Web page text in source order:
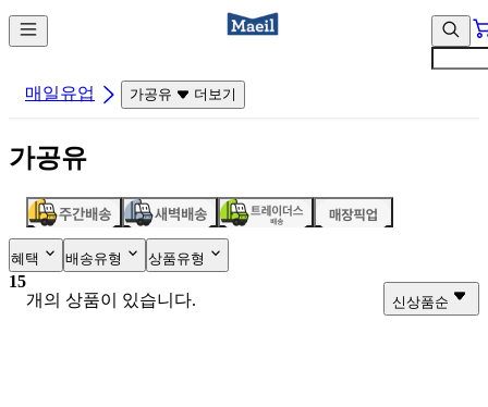
컨
텐
기
앱
바
매일유업 가공유 더보기
가공유
혜택 배송유형 상품유형
15
개의 상품이 있습니다.
신상품순